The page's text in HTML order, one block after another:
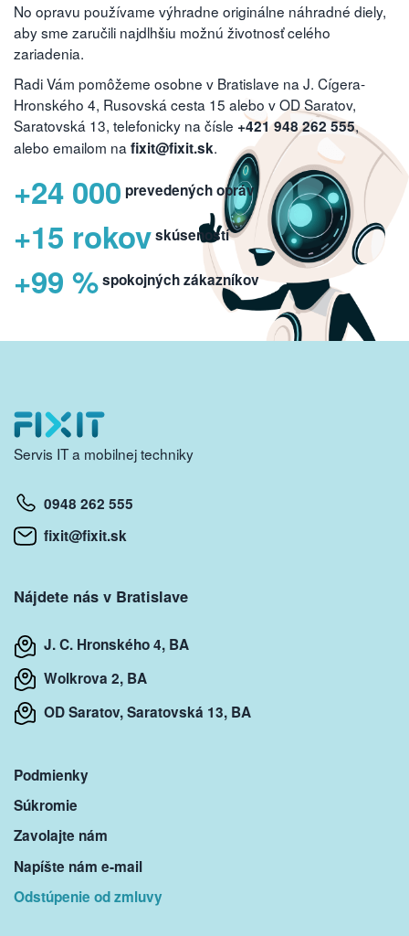
No opravu používame výhradne originálne náhradné diely,
aby sme zaručili najdlhšiu možnú životnosť celého
zariadenia.
Radi Vám pomôžeme osobne v Bratislave na J. Cígera-
Hronského 4, Rusovská cesta 15 alebo v OD Saratov,
Saratovská 13, telefonicky na čísle +421 948 262 555,
alebo emailom na fixit@fixit.sk.
+24 000 prevedených opráv
+15 rokovskúseností
+99 %spokojných zákazníkov
Servis IT a mobilnej techniky
0948 262 555
fixit@fixit.sk
Nájdete nás v Bratislave
J. C. Hronského 4, BA
Wolkrova 2, BA
OD Saratov, Saratovská 13, BA
Podmienky
Súkromie
Zavolajte nám
Napíšte nám e-mail
Odstúpenie od zmluvy